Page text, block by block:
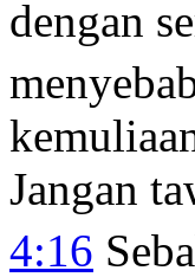
dengan
Jangan
4:16